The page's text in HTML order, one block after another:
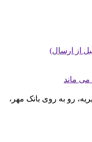
می ماند
رو به روی بانک مهر،